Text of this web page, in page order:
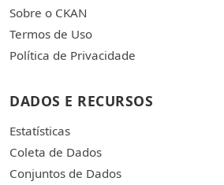
Sobre o CKAN
Termos de Uso
Política de Privacidade
DADOS E RECURSOS
Estatísticas
Coleta de Dados
Conjuntos de Dados